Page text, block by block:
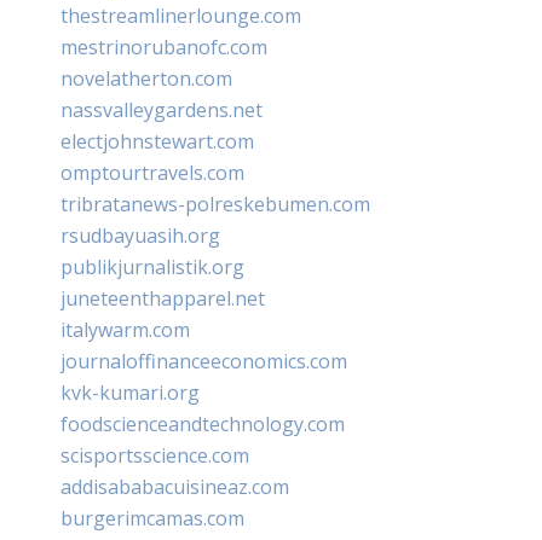
thestreamlinerlounge.com
mestrinorubanofc.com
novelatherton.com
nassvalleygardens.net
electjohnstewart.com
omptourtravels.com
tribratanews-polreskebumen.com
rsudbayuasih.org
publikjurnalistik.org
juneteenthapparel.net
italywarm.com
journaloffinanceeconomics.com
kvk-kumari.org
foodscienceandtechnology.com
scisportsscience.com
addisababacuisineaz.com
burgerimcamas.com